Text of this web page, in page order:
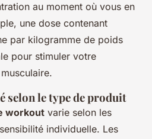
au moment où vous en
une dose contenant
par kilogramme de poids
pour stimuler votre
selon le type de produit
workout varie selon les
individuelle. Les